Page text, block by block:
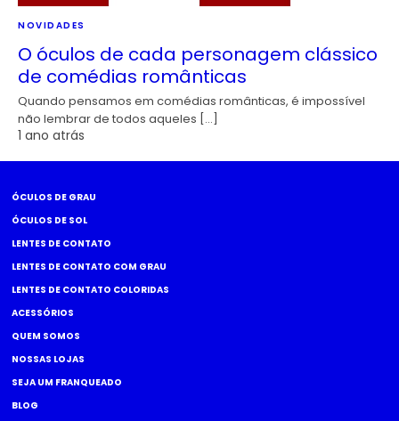
NOVIDADES
O óculos de cada personagem clássico
de comédias românticas
Quando pensamos em comédias românticas, é impossível
não lembrar de todos aqueles […]
1 ano atrás
ÓCULOS DE GRAU
ÓCULOS DE SOL
LENTES DE CONTATO
LENTES DE CONTATO COM GRAU
LENTES DE CONTATO COLORIDAS
ACESSÓRIOS
QUEM SOMOS
NOSSAS LOJAS
SEJA UM FRANQUEADO
BLOG